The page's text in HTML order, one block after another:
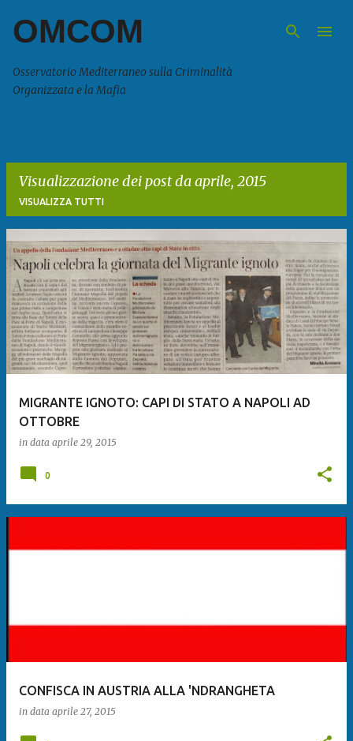
Passa ai contenuti principali
OMCOM
Osservatorio Mediterraneo sulla Criminalità
Organizzata e la Mafia
Visualizzazione dei post da aprile, 2015
VISUALIZZA TUTTI
P
MIGRANTE IGNOTO: CAPI DI STATO A NAPOLI AD
OTTOBRE
in data aprile 29, 2015
0
CONFISCA IN AUSTRIA ALLA 'NDRANGHETA
in data aprile 27, 2015